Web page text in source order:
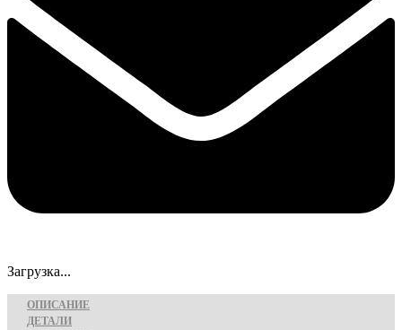
Загрузка...
ОПИСАНИЕ
ДЕТАЛИ